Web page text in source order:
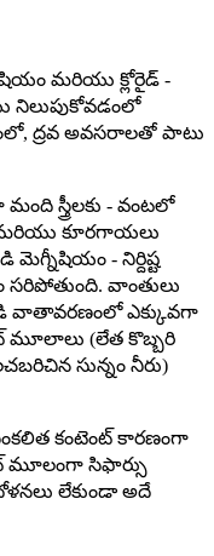
మరియు క్లోరైడ్ -
నిలుపుకోవడంలో
ద్రవ అవసరాలతో పాటు
స్త్రీలకు - వంటలో
మరియు కూరగాయలు
- నిర్దిష్ట
సరిపోతుంది. వాంతులు
వాతావరణంలో ఎక్కువగా
మూలాలు (లేత కొబ్బరి
సున్నం నీరు)
కంటెంట్ కారణంగా
మూలంగా సిఫార్సు
లేకుండా అదే